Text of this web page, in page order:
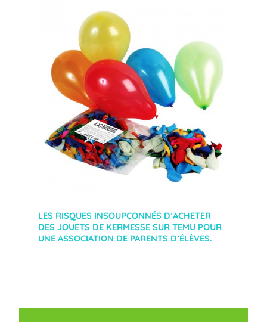
LES RISQUES INSOUPÇONNÉS D’ACHETER
DES JOUETS DE KERMESSE SUR TEMU POUR
UNE ASSOCIATION DE PARENTS D’ÉLÈVES.